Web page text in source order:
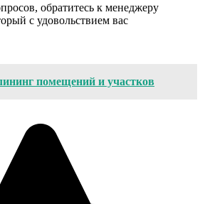
обратитесь к менеджеру
с удовольствием вас
помещений и участков